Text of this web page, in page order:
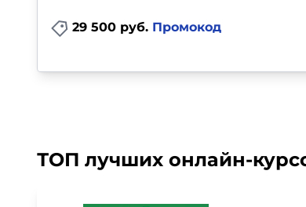
29 500 руб. Промокод
ТОП лучших онлайн-